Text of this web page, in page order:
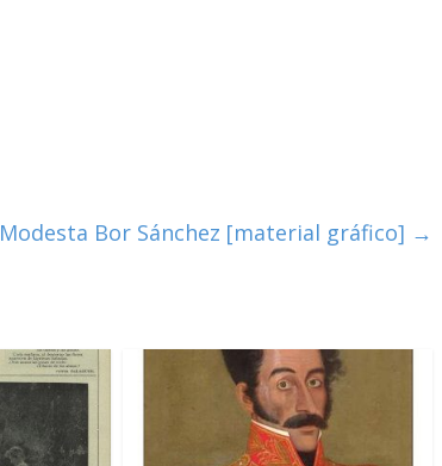
Modesta Bor Sánchez [material gráfico] →